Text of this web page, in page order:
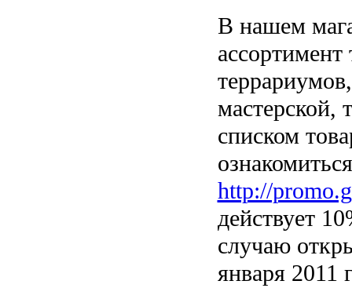
В нашем
списком
http://
действует
случаю
января 2011